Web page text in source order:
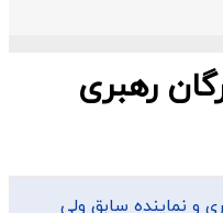
رهبری
و نماینده سابق ولی